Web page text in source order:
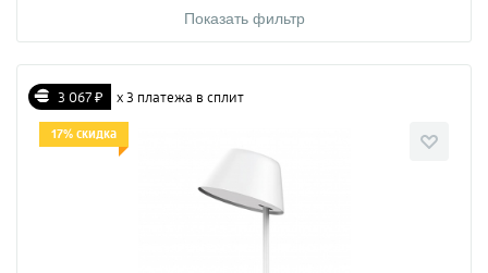
Показать фильтр
3 067 ₽ х 3 платежа в сплит
17% скидка